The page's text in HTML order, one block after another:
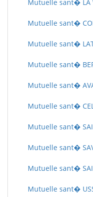
Mutuelle sant� LA
Mutuelle sant�
Mutuelle sant�
Mutuelle sant�
Mutuelle sant�
Mutuelle sant�
Mutuelle sant�
Mutuelle sant�
Mutuelle sant�
Mutuelle sant�